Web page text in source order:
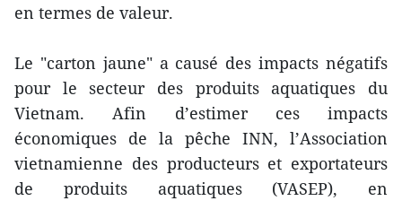
en termes de valeur.
Le "carton jaune" a causé des impacts négatifs
pour le secteur des produits aquatiques du
Vietnam. Afin d’estimer ces impacts
économiques de la pêche INN, l’Association
vietnamienne des producteurs et exportateurs
de produits aquatiques (VASEP), en